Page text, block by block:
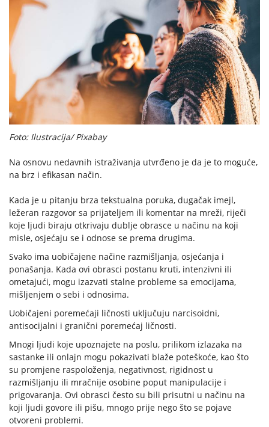
Foto: Ilustracija/ Pixabay
Na osnovu nedavnih istraživanja utvrđeno je da je to moguće,
na brz i efikasan način.
Kada je u pitanju brza tekstualna poruka, dugačak imejl,
ležeran razgovor sa prijateljem ili komentar na mreži, riječi
koje ljudi biraju otkrivaju dublje obrasce u načinu na koji
misle, osjećaju se i odnose se prema drugima.
Svako ima uobičajene načine razmišljanja, osjećanja i
ponašanja. Kada ovi obrasci postanu kruti, intenzivni ili
ometajući, mogu izazvati stalne probleme sa emocijama,
mišljenjem o sebi i odnosima.
Uobičajeni poremećaji ličnosti uključuju narcisoidni,
antisocijalni i granični poremećaj ličnosti.
Mnogi ljudi koje upoznajete na poslu, prilikom izlazaka na
sastanke ili onlajn mogu pokazivati blaže poteškoće, kao što
su promjene raspoloženja, negativnost, rigidnost u
razmišljanju ili mračnije osobine poput manipulacije i
prigovaranja. Ovi obrasci često su bili prisutni u načinu na
koji ljudi govore ili pišu, mnogo prije nego što se pojave
otvoreni problemi.